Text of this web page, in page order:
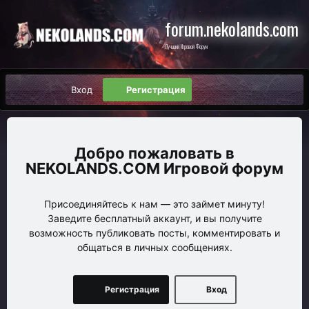
forum.nekolands.com
Лучший Игровой Форум
Вход Регистрация
NEKOLANDS.COM Игровой форум
Присоединяйтесь к нам — это займет минуту!
Заведите бесплатный аккаунт, и вы получите
возможность публиковать посты, комментировать и
общаться в личных сообщениях.
Вход
Регистрация